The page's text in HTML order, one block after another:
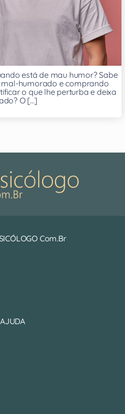
está de mau humor? Sabe
humorado e comprando
o que lhe perturba e deixa
O [...]
Com.Br
AJUDA